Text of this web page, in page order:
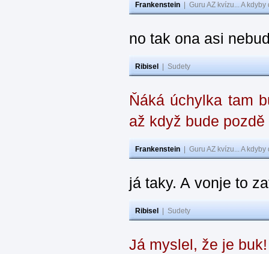
Frankenstein Guru AZ kvízu... A
no tak ona asi
Ribisel Sudety
Ňáká úchylka tam
až když bude pozdě
Frankenstein Guru AZ kvízu... A
já taky. A vonje to
Ribisel Sudety
Já myslel, že je